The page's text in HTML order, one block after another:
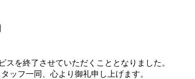
を終了させていただくこととなりました。
ッフ一同、心より御礼申し上げます。